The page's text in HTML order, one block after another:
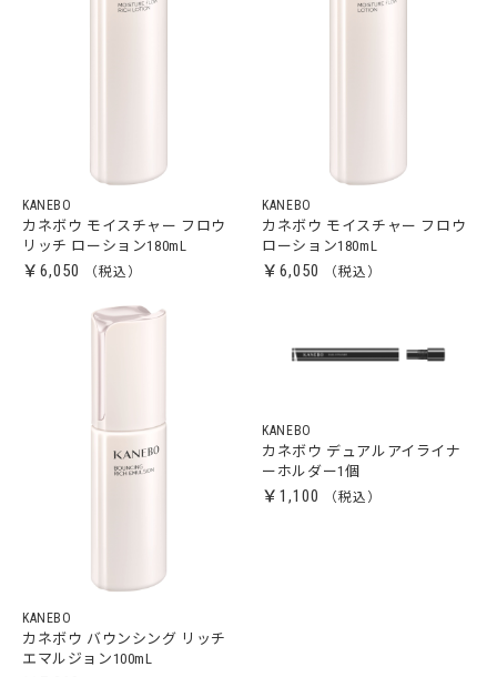
KANEBO
カネボウ モイスチャー フロウ
リッチ ローション180mL
￥6,050
KANEBO
カネボウ モイスチャー フロウ
ローション180mL
￥6,050
KANEBO
カネボウ バウンシング リッチ
エマルジョン100mL
KANEBO
カネボウ デュアルアイライナ
ーホルダー1個
￥1,100